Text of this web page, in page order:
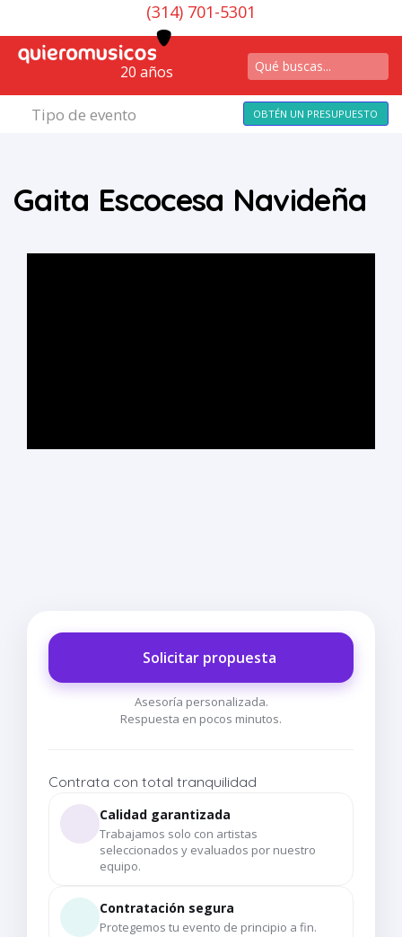
(314) 701-5301
20 años
Tipo de evento OBTÉN UN PRESUPUESTO
Gaita Escocesa Navideña
Solicitar propuesta
Asesoría personalizada.
Respuesta en pocos minutos.
Contrata con total tranquilidad
Calidad garantizada
Trabajamos solo con artistas
seleccionados y evaluados por nuestro
equipo.
Contratación segura
Protegemos tu evento de principio a fin.